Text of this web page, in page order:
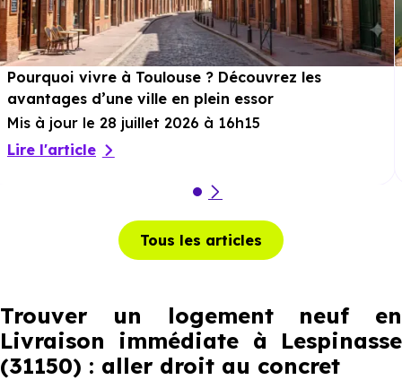
Pourquoi vivre à Toulouse ? Découvrez les
avantages d’une ville en plein essor
Mis à jour le 28 juillet 2026 à 16h15
Lire l'article
Tous les articles
Trouver un logement neuf en
Livraison immédiate à Lespinasse
(31150) : aller droit au concret